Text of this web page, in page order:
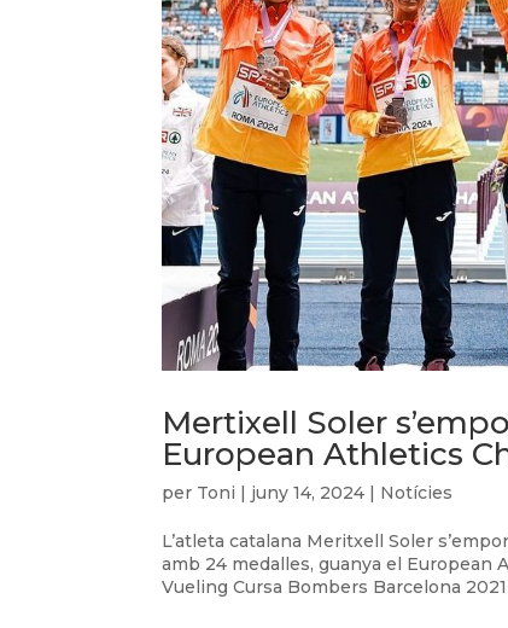
Mertixell Soler
European Athletics
per Toni | juny 14, 2024 | Notícies
L’atleta catalana Meritxell Soler
amb 24 medalles, guanya el European
Vueling Cursa Bombers Barcelona 2021